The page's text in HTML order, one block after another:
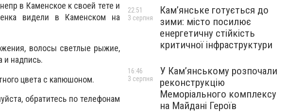
в Каменское к своей тете и
видели в Каменском на
волосы светлые рыжие,
и надпись.
цвета с капюшоном.
обратитесь по телефонам
Кам’янське готується до
зими: місто посилює
енергетичну стійкість
критичної інфраструктури
22:51
3 серпня
У Кам’янському розпочали
реконструкцію
Меморіального комплексу
на Майдані Героїв
16:46
3 серпня